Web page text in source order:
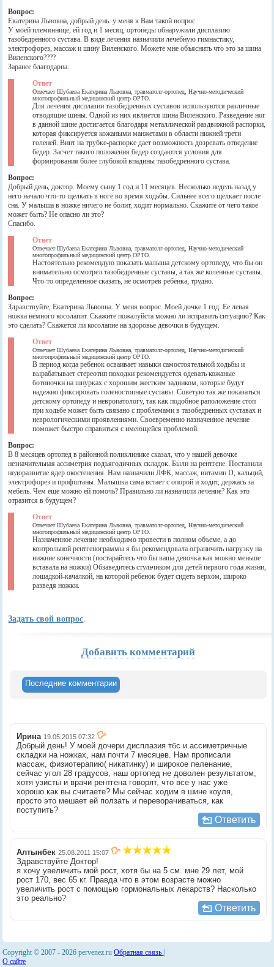
Вопрос:
Екатерина Львовна, добрый день. у меня к Вам такой вопрос.
У моей племяннице, ей год и 1 месяц, ортопеды обнаружили дисплазию
тазобедренного сустава. В виде лечения назначили лечебную гимнастику,
электрофорез, массаж и шину Виленского. Можете мне объяснить что это за шина
Виленского????
Заранее благодарна.
Ответ
Отвечает Шубаева Екатерина Львовна, травматолг-ортопед, Научно-методический
многопрофильный медицинский центр ОРТО.
Для лечения дисплазии тазобедренных суставов используются различные
отводящие шины. Одной из них является шина Виленского. Разведение ног
в данной шине достигается благодаря металлической раздвижной распорки,
которая фиксируется кожаными манжетами в области нижней трети
голеней. Винт на трубке-распорке дает возможность дозревать отведение
бедер. Засчет такого положения бедер создаются условия для
формирования более глубокой впадины тазобедренного сустава.
Вопрос:
Добрый день, доктор. Моему сыну 1 год и 11 месяцев. Несколько недель назад у
него начало что-то щелкать в ноге во время ходьбы. Сильнее всего щелкает после
сна. У малыша в ножке ничего не болит, ходит нормально. Скажите от чего такое
может быть? Не опасно ли это?
Спасибо.
Ответ
Отвечает Шубаева Екатерина Львовна, травматолг-ортопед, Научно-методический
многопрофильный медицинский центр ОРТО.
Настоятельно рекомендую показать малыша детскому ортопеду, что бы он
внимательно осмотрел тазобедренные суставы, а так же коленные суставы.
Что-то определенное сказать, не осмотрев ребенка, трудно.
Вопрос:
Здравствуйте, Екатерина Львовна. У меня вопрос. Моей дочке 1 год. Ее левая
ножка немного косолапит. Скажите пожалуйста можно ли исправить ситуацию? Как
это сделать? Скажется ли косолапие на здоровье девочки в будущем.
Ответ
Отвечает Шубаева Екатерина Львовна, травматолг-ортопед, Научно-методический
многопрофильный медицинский центр ОРТО.
В период когда ребенок осваивает навыки самостоятельной ходьбы и
вырабатывает стереотип походки рекомендуется одевать кожаные
ботиночки на шнурках с хорошим жестким задником, которые будут
надежно фиксировать голеностопные суставы. Советую так же показаться
детскому ортопеду и невропатологу, так как подобное раположение стоп
при ходьбе может быть связано с проблемами в тазобедренных суставах и
неврологическими проявлениями. Своевременно назначенное лечение
поможет быстро справиться с имеющейся проблемой.
Вопрос:
В 8 месяцев ортопед в районной поликлинике сказал, что у нашей девочке
незначительная ассиметрия подъягодичных складок. Были на рентгене. Поставили
недоразвитие ядер окостенения. Нам назначили ЛФК, массаж, витамин D, кальций,
электрофорез и профштаны. Малышка сама встает с опорой и ходит, держась за
мебель. Чем еще можно ей помочь? Правильно ли назначили лечение? Как это
отразится в будущем?
Ответ
Отвечает Шубаева Екатерина Львовна, травматолг-ортопед, Научно-методический
многопрофильный медицинский центр ОРТО.
Назначенное лечение необходимо провести в полном объеме, а до
контрольной рентгенограммы я бы рекомендовала ограничить нагрузку на
нижние конечности (постарайтесь что бы ваша девочка как можно меньше
вставала на ножки) Обзаведитесь стульчиком для детей первого года жизни,
лошадкой-качалкой, на которой ребенок будет сидеть верхом, широко
разведя ножки.
Задать свой вопрос.
Добавить комментарий
Последние комментарии
Ирина 19.05.2015 07:32
Добрый день! У моей дочери дисплазия тбс и ассиметричные
складки на ножках, нам почти 7 месяцев. Нам прописали
массаж, физиотерапию( никатинку) и широкое пеленание,
сейчас угол 28 градусов, наш ортопед не доволен результатом,
хотя узисты и врачи рентгена говорят, что все у нас уже
хорошо.как вы считаете? Мы сейчас ходим в шине коуля,
просто это мешает ей ползать и переворачиваться, как
поступить?
Ответить
Алтынбек 25.08.2011 15:07
Здравствуйте Доктор!
я хочу увеличить мой рост, хотя бы на 5 см. мне 29 лет, мой
рост 170, вес 65 кг. Правда что в этом возрасте можно
увеличить рост с помощью гормональных лекарств? Насколько
это реально?
Ответить
Copyright © 2007 -2026 pervenez.ruОбратная связь
О сайте